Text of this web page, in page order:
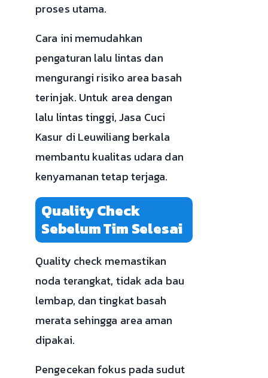
proses utama.
Cara ini memudahkan
pengaturan lalu lintas dan
mengurangi risiko area basah
terinjak. Untuk area dengan
lalu lintas tinggi, Jasa Cuci
Kasur di Leuwiliang berkala
membantu kualitas udara dan
kenyamanan tetap terjaga.
Quality Check
Sebelum Tim Selesai
Quality check memastikan
noda terangkat, tidak ada bau
lembap, dan tingkat basah
merata sehingga area aman
dipakai.
Pengecekan fokus pada sudut